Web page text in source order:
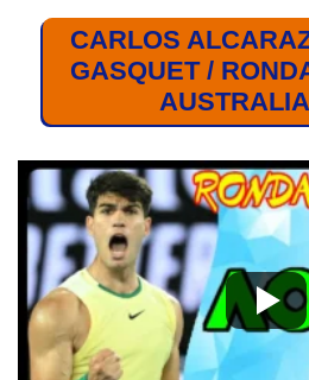
CARLOS
GASQUET /